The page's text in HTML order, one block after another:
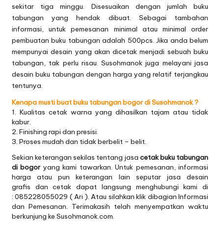
sekitar tiga minggu. Disesuaikan dengan jumlah buku
tabungan yang hendak dibuat. Sebagai tambahan
informasi, untuk pemesanan minimal atau minimal order
pembuatan buku tabungan adalah 500pcs. Jika anda belum
mempunyai desain yang akan dicetak menjadi sebuah buku
tabungan, tak perlu risau. Susohmanok juga melayani jasa
desain buku tabungan dengan harga yang relatif terjangkau
tentunya.
Kenapa musti buat buku tabungan bogor di Susohmanok ?
1. Kualitas cetak warna yang dihasilkan tajam atau tidak
kabur.
2. Finishing rapi dan presisi.
3. Proses mudah dan tidak berbelit – belit.
Sekian keterangan sekilas tentang jasa cetak buku tabungan
di bogor yang kami tawarkan. Untuk pemesanan, informasi
harga atau pun keterangan lain seputar jasa desain
grafis dan cetak dapat langsung menghubungi kami di
: 085228055029 ( Ari ). Atau silahkan klik dibagian Informasi
dan Pemesanan. Terimakasih telah menyempatkan waktu
berkunjung ke Susohmanok.com.